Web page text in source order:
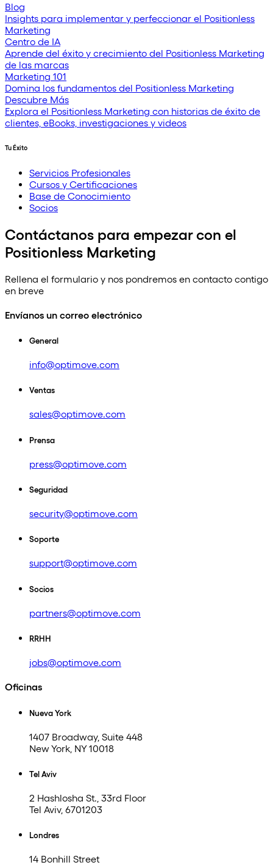
Blog
Insights para implementar y perfeccionar el Positionless
Marketing
Centro de IA
Aprende del éxito y crecimiento del Positionless Marketing
de las marcas
Marketing 101
Domina los fundamentos del Positionless Marketing
Descubre Más
Explora el Positionless Marketing con historias de éxito de
clientes, eBooks, investigaciones y videos
Tu Éxito
Servicios Profesionales
Cursos y Certificaciones
Base de Conocimiento
Socios
Contáctanos para empezar con el
Positionless Marketing
Rellena el formulario y nos pondremos en contacto contigo
en breve
Envíanos un correo electrónico
General
info@optimove.com
Ventas
sales@optimove.com
Prensa
press@optimove.com
Seguridad
security@optimove.com
Soporte
support@optimove.com
Socios
partners@optimove.com
RRHH
jobs@optimove.com
Oficinas
Nueva York
1407 Broadway, Suite 448
New York, NY 10018
Tel Aviv
2 Hashlosha St., 33rd Floor
Tel Aviv, 6701203
Londres
14 Bonhill Street